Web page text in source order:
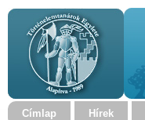
Címlap Hírek